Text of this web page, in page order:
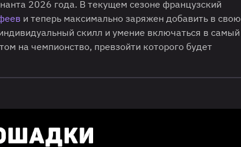
2026 года. В текущем сезоне французский
и теперь максимально заряжен добавить в свою
скилл и умение включаться в самый
на чемпионство, превзойти которого будет